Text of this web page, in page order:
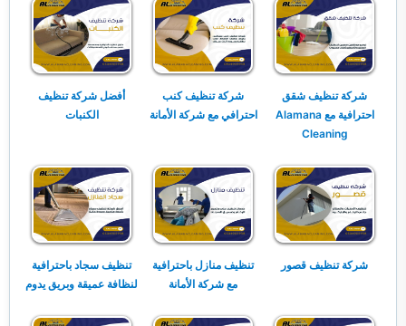
شركة تنظيف شقق
احترافية مع Alamana
Cleaning
شركة تنظيف كنب
احترافي مع شركة الأمانة
أفضل شركة تنظيف
الكنبات
شركة تنظيف قصور
تنظيف منازل باحترافية
مع شركة الأمانة
تنظيف سجاد باحترافية
لنظافة عميقة وبريق يدوم